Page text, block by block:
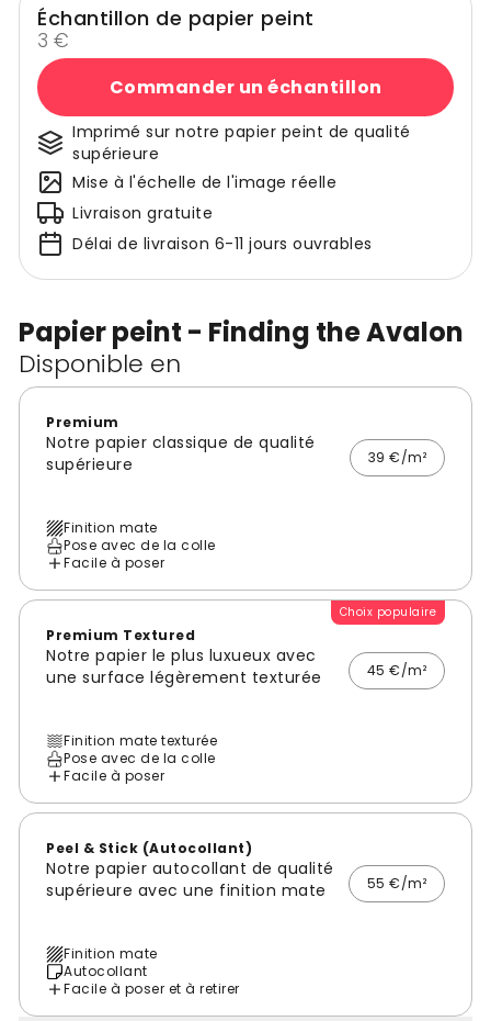
Papier peint - Finding the Avalon
Disponible en
Premium
Notre papier classique de qualité
supérieure
39 €/m²
Finition mate
Pose avec de la colle
Facile à poser
Choix populaire
Premium Textured
Notre papier le plus luxueux avec
une surface légèrement texturée
45 €/m²
Finition mate texturée
Pose avec de la colle
Facile à poser
Peel & Stick (Autocollant)
Notre papier autocollant de qualité
supérieure avec une finition mate
55 €/m²
Finition mate
Autocollant
Facile à poser et à retirer
Échantillon de papier peint
3 €
Commander un échantillon
Imprimé sur notre papier peint de qualité
supérieure
Mise à l'échelle de l'image réelle
Livraison gratuite
Délai de livraison 6-11 jours ouvrables